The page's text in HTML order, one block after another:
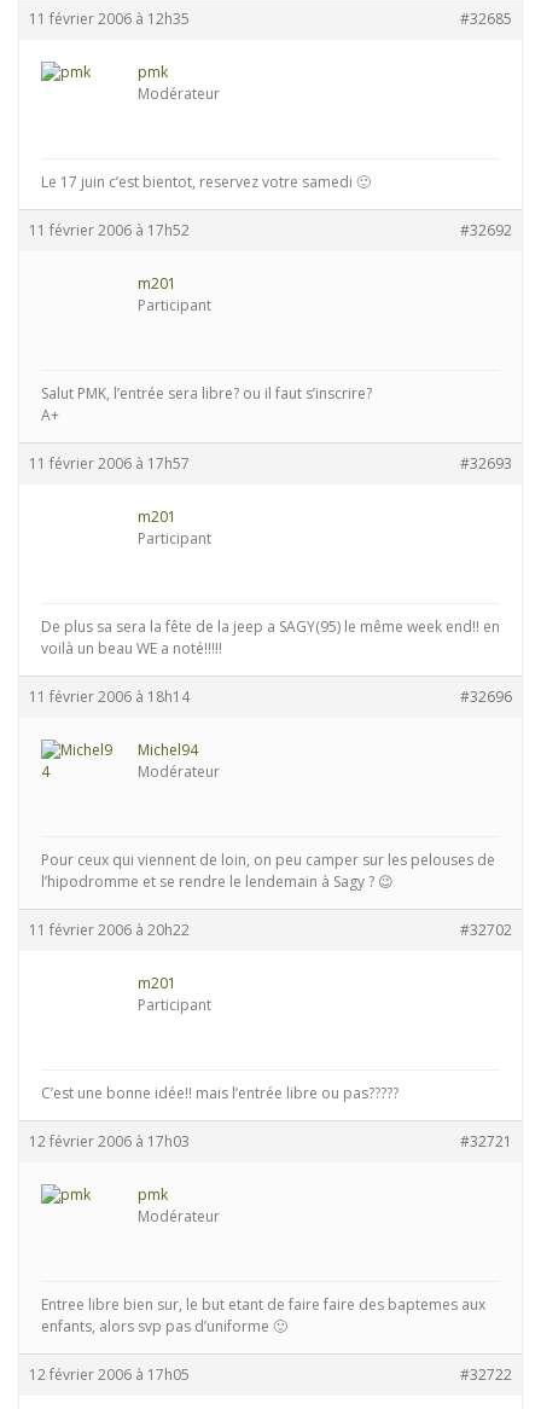
11 février 2006 à 12h35 #32685
pmk
Modérateur
Le 17 juin c’est bientot, reservez votre samedi 🙂
11 février 2006 à 17h52 #32692
m201
Participant
Salut PMK, l’entrée sera libre? ou il faut s’inscrire?
A+
11 février 2006 à 17h57 #32693
m201
Participant
De plus sa sera la fête de la jeep a SAGY(95) le même week end!! en
voilà un beau WE a noté!!!!!
11 février 2006 à 18h14 #32696
Michel94
Modérateur
Pour ceux qui viennent de loin, on peu camper sur les pelouses de
l’hipodromme et se rendre le lendemain à Sagy ? 😉
11 février 2006 à 20h22 #32702
m201
Participant
C’est une bonne idée!! mais l’entrée libre ou pas?????
12 février 2006 à 17h03 #32721
pmk
Modérateur
Entree libre bien sur, le but etant de faire faire des baptemes aux
enfants, alors svp pas d’uniforme 🙂
12 février 2006 à 17h05 #32722